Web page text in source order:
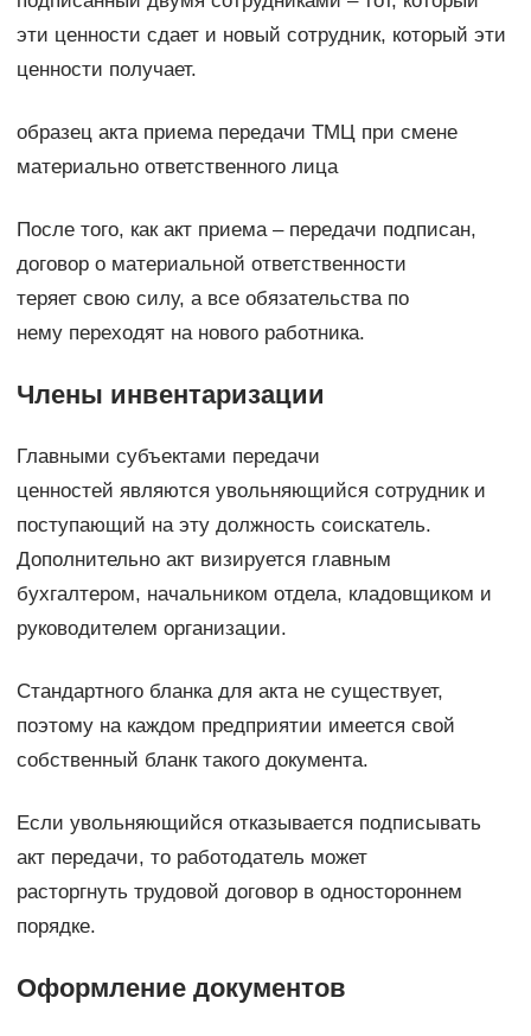
эти ценности сдает и новый сотрудник, который эти
ценности получает.
образец акта приема передачи ТМЦ при смене
материально ответственного лица
После того, как акт приема – передачи подписан,
договор о материальной ответственности
теряет свою силу, а все обязательства по
нему переходят на нового работника.
Члены инвентаризации
Главными субъектами передачи
ценностей являются увольняющийся сотрудник и
поступающий на эту должность соискатель.
Дополнительно акт визируется главным
бухгалтером, начальником отдела, кладовщиком и
руководителем организации.
Стандартного бланка для акта не существует,
поэтому на каждом предприятии имеется свой
собственный бланк такого документа.
Если увольняющийся отказывается подписывать
акт передачи, то работодатель может
расторгнуть трудовой договор в одностороннем
порядке.
Оформление документов